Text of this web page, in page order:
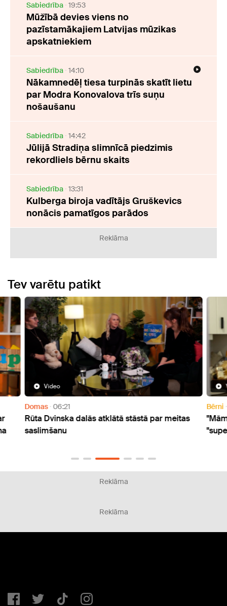
Sabiedrība 19:53
Mūžībā devies viens no
pazīstamākajiem Latvijas mūzikas
apskatniekiem
Sabiedrība 14:10
Nākamnedēļ tiesa turpinās skatīt lietu
par Modra Konovalova trīs suņu
nošaušanu
Sabiedrība 14:42
Jūlijā Stradiņa slimnīcā piedzimis
rekordliels bērnu skaits
Sabiedrība 13:31
Kulberga biroja vadītājs Gruškevics
nonācis pamatīgos parādos
Reklāma
Tev varētu patikt
Video
Domas 06:21
Rūta Dvinska dalās atklātā stāstā par meitas
saslimšanu
Bērni
Reklāma
Reklāma